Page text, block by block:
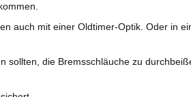
auch mit einer Oldtimer-Optik. Oder in
sollten, die Bremsschläuche zu